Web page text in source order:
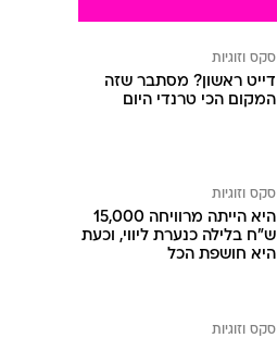
סקס וזוגיות
דייט ראשון? מסתבר שזה
המקום הכי טרנדי היום
סקס וזוגיות
היא הייתה מרוויחה 15,000
ש"ח בלילה כנערת ליווי, וכעת
היא חושפת הכל
סקס וזוגיות